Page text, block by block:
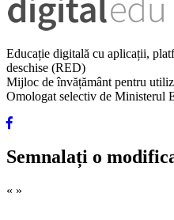
Educație digitală cu aplicații,
deschise (RED)
Mijloc de învățământ pentru
Omologat selectiv de Ministerul
Semnalați o
« »